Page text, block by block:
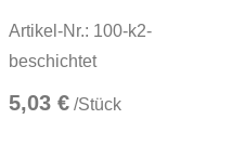
Artikel-Nr.: 100-k2-
beschichtet
5,03 € /Stück